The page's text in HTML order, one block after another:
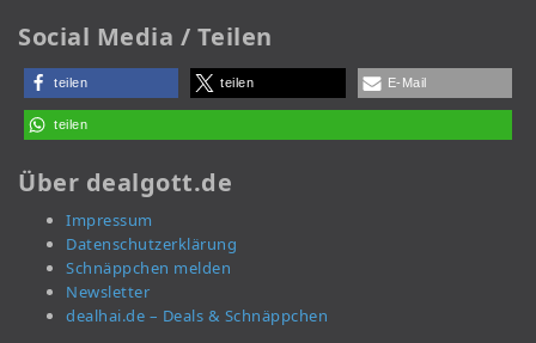
Social Media / Teilen
teilen teilen E-Mail
teilen
Über dealgott.de
Impressum
Datenschutzerklärung
Schnäppchen melden
Newsletter
dealhai.de – Deals & Schnäppchen